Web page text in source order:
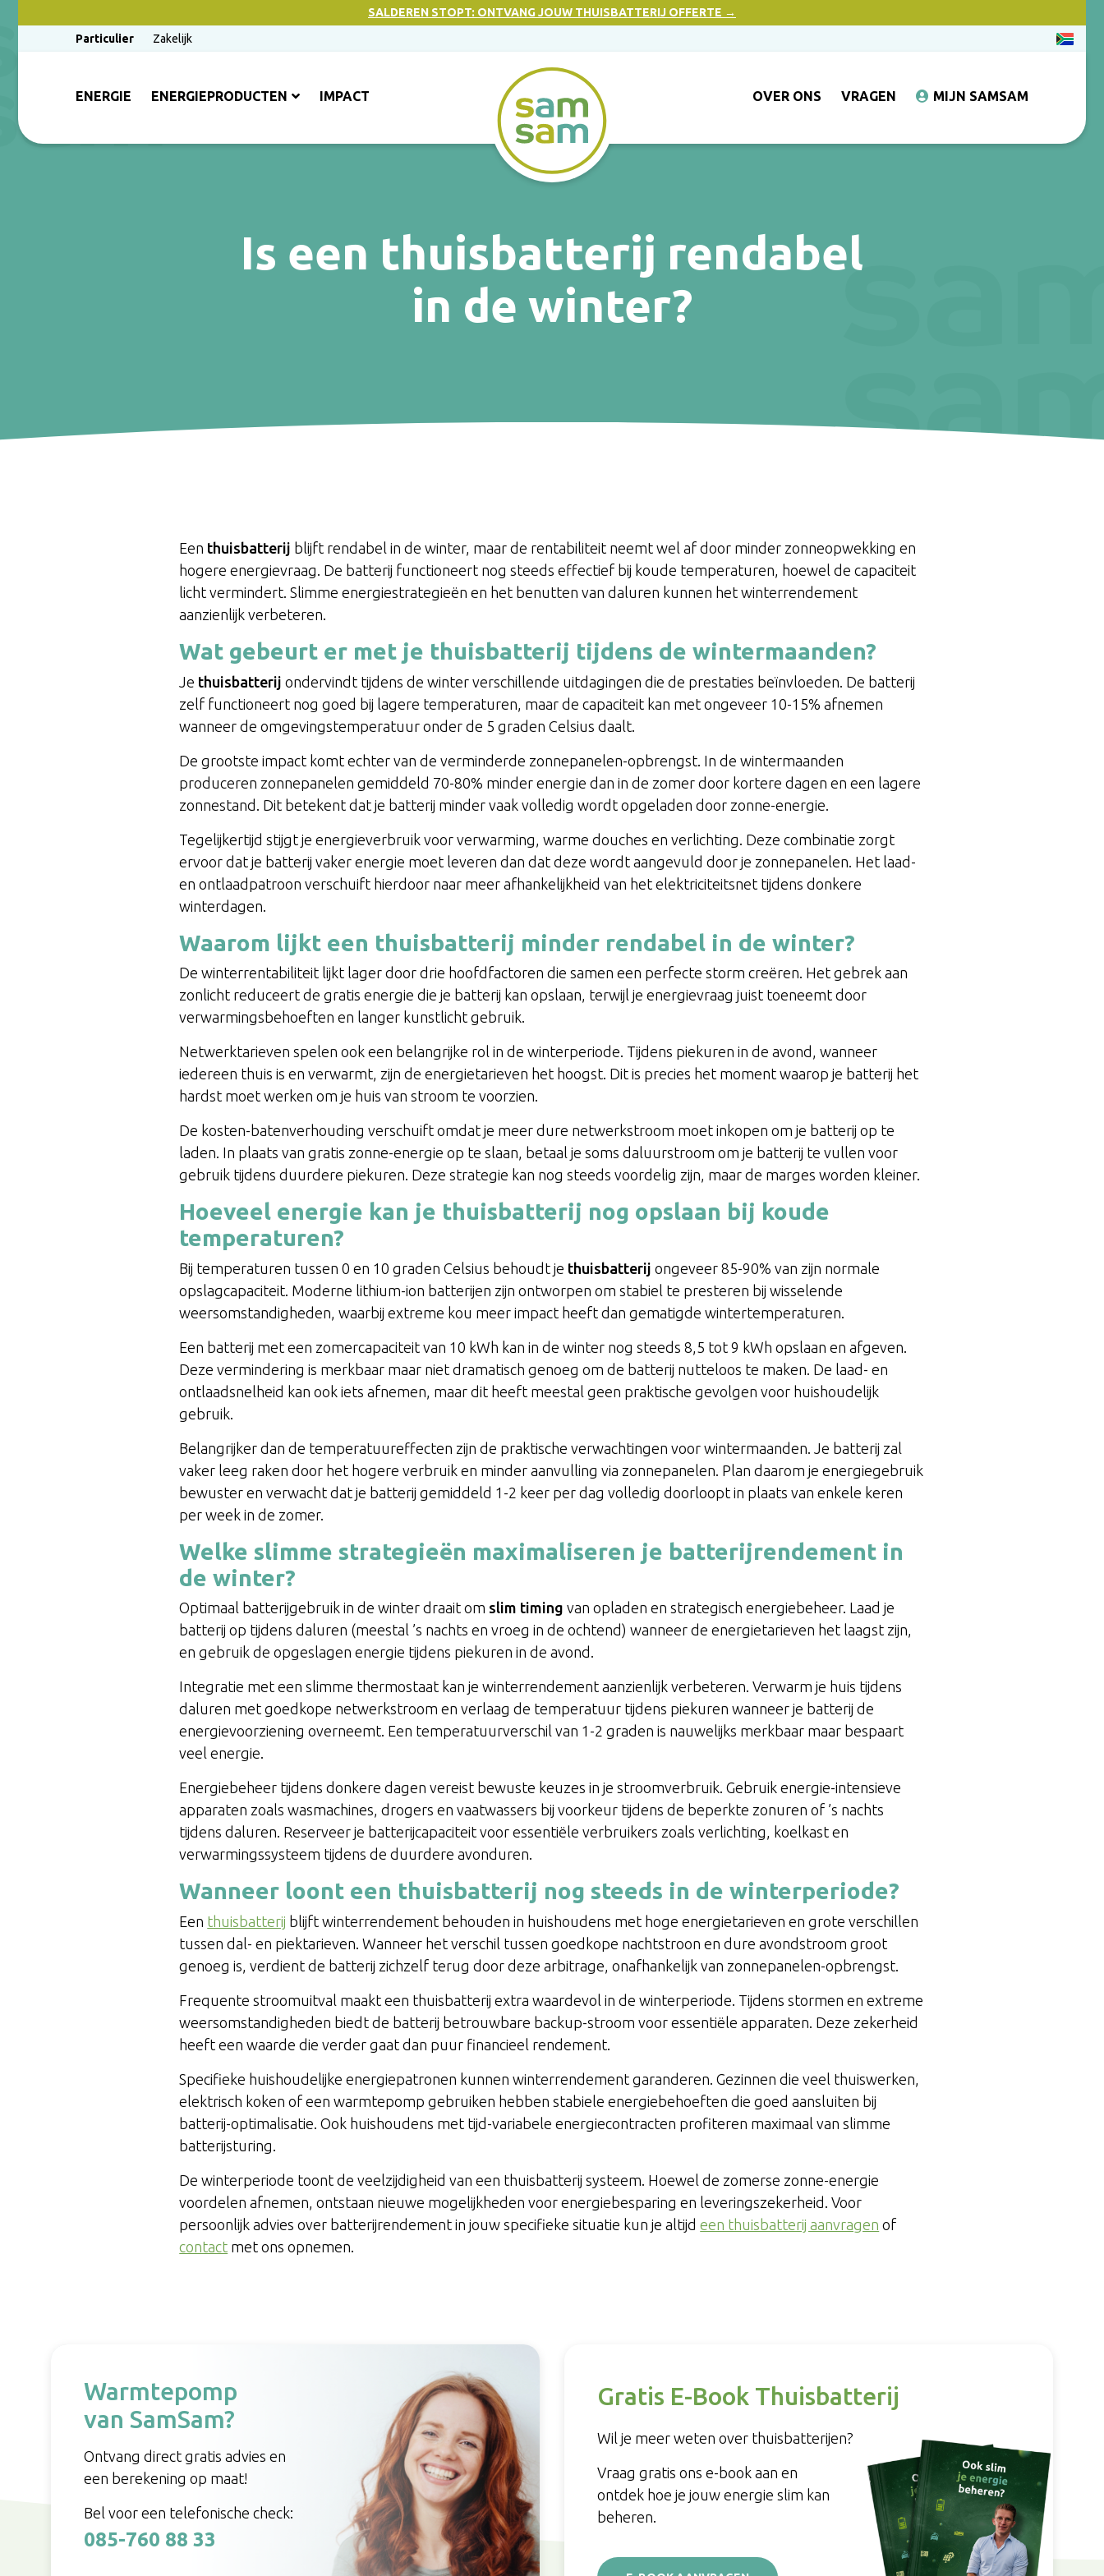
SALDEREN STOPT: ONTVANG JOUW THUISBATTERIJ OFFERTE →
Particulier
Zakelijk
ENERGIE ENERGIEPRODUCTEN IMPACT OVER ONS VRAGEN MIJN SAMSAM
Is een thuisbatterij rendabel
in de winter?
Een thuisbatterij blijft rendabel in de winter, maar de rentabiliteit neemt wel af door minder zonneopwekking en
hogere energievraag. De batterij functioneert nog steeds effectief bij koude temperaturen, hoewel de capaciteit
licht vermindert. Slimme energiestrategieën en het benutten van daluren kunnen het winterrendement
aanzienlijk verbeteren.
Wat gebeurt er met je thuisbatterij tijdens de wintermaanden?
Je thuisbatterij ondervindt tijdens de winter verschillende uitdagingen die de prestaties beïnvloeden. De batterij
zelf functioneert nog goed bij lagere temperaturen, maar de capaciteit kan met ongeveer 10-15% afnemen
wanneer de omgevingstemperatuur onder de 5 graden Celsius daalt.
De grootste impact komt echter van de verminderde zonnepanelen-opbrengst. In de wintermaanden
produceren zonnepanelen gemiddeld 70-80% minder energie dan in de zomer door kortere dagen en een lagere
zonnestand. Dit betekent dat je batterij minder vaak volledig wordt opgeladen door zonne-energie.
Tegelijkertijd stijgt je energieverbruik voor verwarming, warme douches en verlichting. Deze combinatie zorgt
ervoor dat je batterij vaker energie moet leveren dan dat deze wordt aangevuld door je zonnepanelen. Het laad-
en ontlaadpatroon verschuift hierdoor naar meer afhankelijkheid van het elektriciteitsnet tijdens donkere
winterdagen.
Waarom lijkt een thuisbatterij minder rendabel in de winter?
De winterrentabiliteit lijkt lager door drie hoofdfactoren die samen een perfecte storm creëren. Het gebrek aan
zonlicht reduceert de gratis energie die je batterij kan opslaan, terwijl je energievraag juist toeneemt door
verwarmingsbehoeften en langer kunstlicht gebruik.
Netwerktarieven spelen ook een belangrijke rol in de winterperiode. Tijdens piekuren in de avond, wanneer
iedereen thuis is en verwarmt, zijn de energietarieven het hoogst. Dit is precies het moment waarop je batterij het
hardst moet werken om je huis van stroom te voorzien.
De kosten-batenverhouding verschuift omdat je meer dure netwerkstroom moet inkopen om je batterij op te
laden. In plaats van gratis zonne-energie op te slaan, betaal je soms daluurstroom om je batterij te vullen voor
gebruik tijdens duurdere piekuren. Deze strategie kan nog steeds voordelig zijn, maar de marges worden kleiner.
Hoeveel energie kan je thuisbatterij nog opslaan bij koude
temperaturen?
Bij temperaturen tussen 0 en 10 graden Celsius behoudt je thuisbatterij ongeveer 85-90% van zijn normale
opslagcapaciteit. Moderne lithium-ion batterijen zijn ontworpen om stabiel te presteren bij wisselende
weersomstandigheden, waarbij extreme kou meer impact heeft dan gematigde wintertemperaturen.
Een batterij met een zomercapaciteit van 10 kWh kan in de winter nog steeds 8,5 tot 9 kWh opslaan en afgeven.
Deze vermindering is merkbaar maar niet dramatisch genoeg om de batterij nutteloos te maken. De laad- en
ontlaadsnelheid kan ook iets afnemen, maar dit heeft meestal geen praktische gevolgen voor huishoudelijk
gebruik.
Belangrijker dan de temperatuureffecten zijn de praktische verwachtingen voor wintermaanden. Je batterij zal
vaker leeg raken door het hogere verbruik en minder aanvulling via zonnepanelen. Plan daarom je energiegebruik
bewuster en verwacht dat je batterij gemiddeld 1-2 keer per dag volledig doorloopt in plaats van enkele keren
per week in de zomer.
Welke slimme strategieën maximaliseren je batterijrendement in
de winter?
Optimaal batterijgebruik in de winter draait om slim timing van opladen en strategisch energiebeheer. Laad je
batterij op tijdens daluren (meestal ’s nachts en vroeg in de ochtend) wanneer de energietarieven het laagst zijn,
en gebruik de opgeslagen energie tijdens piekuren in de avond.
Integratie met een slimme thermostaat kan je winterrendement aanzienlijk verbeteren. Verwarm je huis tijdens
daluren met goedkope netwerkstroom en verlaag de temperatuur tijdens piekuren wanneer je batterij de
energievoorziening overneemt. Een temperatuurverschil van 1-2 graden is nauwelijks merkbaar maar bespaart
veel energie.
Energiebeheer tijdens donkere dagen vereist bewuste keuzes in je stroomverbruik. Gebruik energie-intensieve
apparaten zoals wasmachines, drogers en vaatwassers bij voorkeur tijdens de beperkte zonuren of ’s nachts
tijdens daluren. Reserveer je batterijcapaciteit voor essentiële verbruikers zoals verlichting, koelkast en
verwarmingssysteem tijdens de duurdere avonduren.
Wanneer loont een thuisbatterij nog steeds in de winterperiode?
Een thuisbatterij blijft winterrendement behouden in huishoudens met hoge energietarieven en grote verschillen
tussen dal- en piektarieven. Wanneer het verschil tussen goedkope nachtstroon en dure avondstroom groot
genoeg is, verdient de batterij zichzelf terug door deze arbitrage, onafhankelijk van zonnepanelen-opbrengst.
Frequente stroomuitval maakt een thuisbatterij extra waardevol in de winterperiode. Tijdens stormen en extreme
weersomstandigheden biedt de batterij betrouwbare backup-stroom voor essentiële apparaten. Deze zekerheid
heeft een waarde die verder gaat dan puur financieel rendement.
Specifieke huishoudelijke energiepatronen kunnen winterrendement garanderen. Gezinnen die veel thuiswerken,
elektrisch koken of een warmtepomp gebruiken hebben stabiele energiebehoeften die goed aansluiten bij
batterij-optimalisatie. Ook huishoudens met tijd-variabele energiecontracten profiteren maximaal van slimme
batterijsturing.
De winterperiode toont de veelzijdigheid van een thuisbatterij systeem. Hoewel de zomerse zonne-energie
voordelen afnemen, ontstaan nieuwe mogelijkheden voor energiebesparing en leveringszekerheid. Voor
persoonlijk advies over batterijrendement in jouw specifieke situatie kun je altijdeen thuisbatterij aanvragen of
contact met ons opnemen.
Warmtepomp
van SamSam?
Ontvang direct gratis advies en
een berekening op maat!
Bel voor een telefonische check:
085-760 88 33
Gratis E-Book Thuisbatterij
Wil je meer weten over thuisbatterijen?
Vraag gratis ons e-book aan en
ontdek hoe je jouw energie slim kan
beheren.